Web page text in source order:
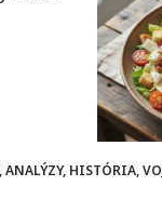
HISTÓRIA,